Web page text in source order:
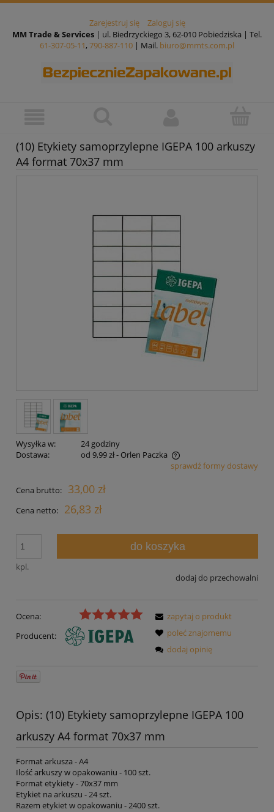
Zarejestruj się
Zaloguj się
MM Trade & Services | ul. Biedrzyckiego 3, 62-010 Pobiedziska | Tel.
61-307-05-11, 790-887-110 | Mail. biuro@mmts.com.pl
(10) Etykiety samoprzylepne IGEPA 100 arkuszy
A4 format 70x37 mm
Wysyłka w:
24 godziny
Dostawa:
od 9,99 zł- Orlen Paczka
Cena nie zawiera ewentualnych kosztów płatnościsprawdź formy dostawy
Cena brutto: 33,00 zł
Cena netto: 26,83 zł
kpl.
do koszyka
dodaj do przechowalni
Ocena:
Producent:
zapytaj o produkt
poleć znajomemu
dodaj opinię
Opis: (10) Etykiety samoprzylepne IGEPA 100
arkuszy A4 format 70x37 mm
Format arkusza - A4
Ilość arkuszy w opakowaniu - 100 szt.
Format etykiety - 70x37 mm
Etykiet na arkuszu - 24 szt.
Razem etykiet w opakowaniu - 2400 szt.